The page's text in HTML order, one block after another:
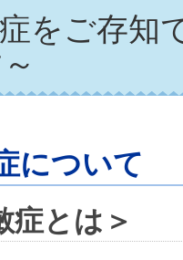
をご存知
について
症とは＞